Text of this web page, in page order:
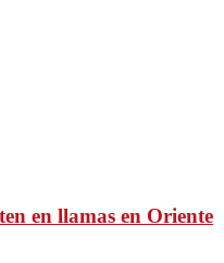
en llamas en Oriente